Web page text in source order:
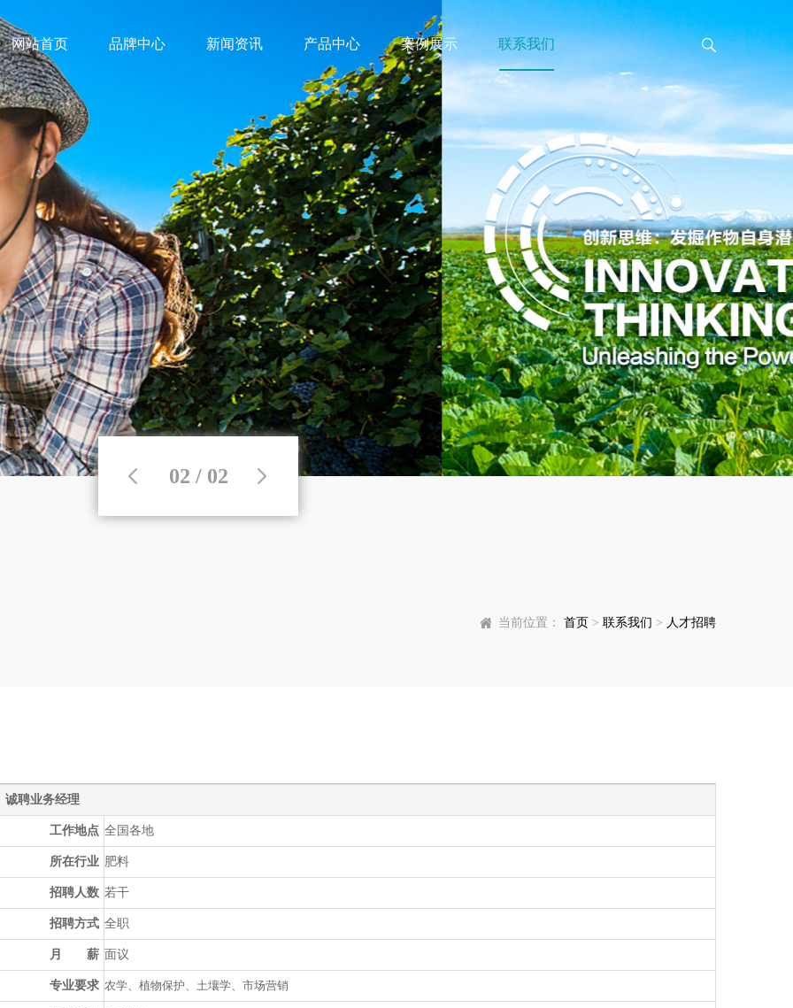
网站首页 品牌中心 新闻资讯 产品中心 案例展示 联系我们
02 / 02
当前位置： 首页 > 联系我们 > 人才招聘
诚聘业务经理
工作地点 全国各地
所在行业 肥料
招聘人数 若干
招聘方式 全职
月 薪 面议
专业要求 农学、植物保护、土壤学、市场营销